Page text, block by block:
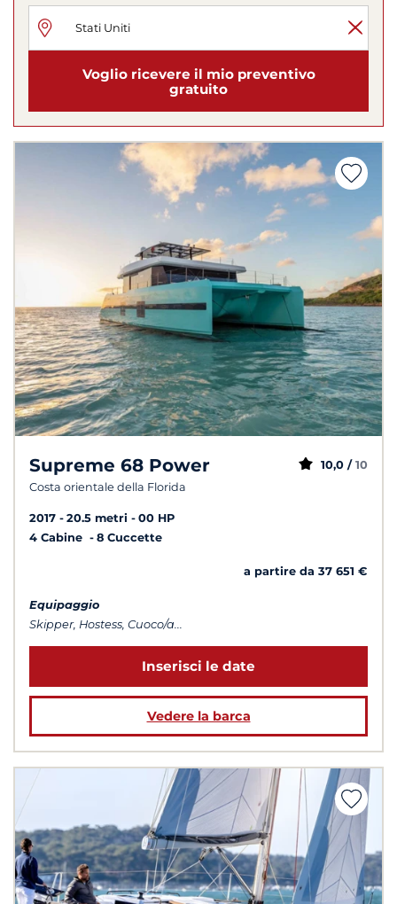
Voglio ricevere il mio preventivo
gratuito
Supreme 68 Power
Costa orientale della Florida
10,0 / 10
2017 20.5 metri
00 HP
4 Cabine
8 Cuccette
a partire da 37 651 €
Equipaggio
Skipper, Hostess, Cuoco/a...
Inserisci le date
Vedere la barca